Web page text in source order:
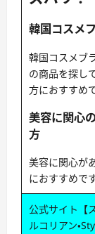
韓国コスメ
韓国コスメブ
の商品を探し
方におすすめで
美容に関心
方
美容に関心が
におすすめです
公式サイト【
ルコリアン・